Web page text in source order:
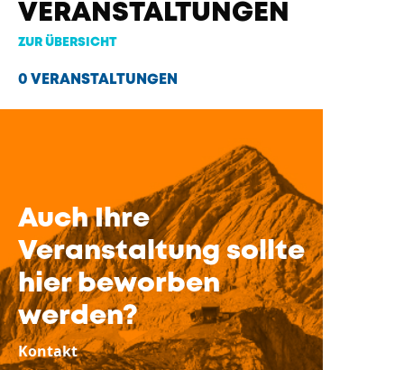
VERANSTALTUNGEN
ZUR ÜBERSICHT
0 VERANSTALTUNGEN
Auch Ihre
Veranstaltung sollte
hier beworben
werden?
Kontakt